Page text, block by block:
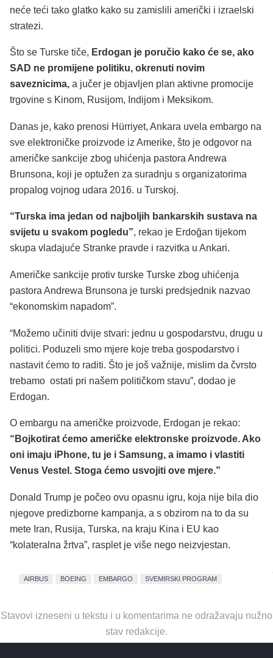
neće teći tako glatko kako su zamislili američki i izraelski
stratezi.
Što se Turske tiče, Erdogan je poručio kako će se, ako
SAD ne promijene politiku, okrenuti novim
saveznicima, a jučer je objavljen plan aktivne promocije
trgovine s Kinom, Rusijom, Indijom i Meksikom.
Danas je, kako prenosi Hürriyet, Ankara uvela embargo na
sve elektroničke proizvode iz Amerike, što je odgovor na
američke sankcije zbog uhićenja pastora Andrewa
Brunsona, koji je optužen za suradnju s organizatorima
propalog vojnog udara 2016. u Turskoj.
“Turska ima jedan od najboljih bankarskih sustava na
svijetu u svakom pogledu”, rekao je Erdoğan tijekom
skupa vladajuće Stranke pravde i razvitka u Ankari.
Američke sankcije protiv turske Turske zbog uhićenja
pastora Andrewa Brunsona je turski predsjednik nazvao
“ekonomskim napadom”.
“Možemo učiniti dvije stvari: jednu u gospodarstvu, drugu u
politici. Poduzeli smo mjere koje treba gospodarstvo i
nastavit ćemo to raditi. Što je još važnije, mislim da čvrsto
trebamo ostati pri našem političkom stavu”, dodao je
Erdogan.
O embargu na američke proizvode, Erdogan je rekao:
“Bojkotirat ćemo američke elektronske proizvode. Ako
oni imaju iPhone, tu je i Samsung, a imamo i vlastiti
Venus Vestel. Stoga ćemo usvojiti ove mjere.”
Donald Trump je počeo ovu opasnu igru, koja nije bila dio
njegove predizborne kampanja, a s obzirom na to da su
mete Iran, Rusija, Turska, na kraju Kina i EU kao
“kolateralna žrtva”, rasplet je više nego neizvjestan.
AIRBUS BOEING EMBARGO SVEMIRSKI PROGRAM
Stavovi izneseni u tekstu i u komentarima ne odražavaju nužno
stav redakcije.